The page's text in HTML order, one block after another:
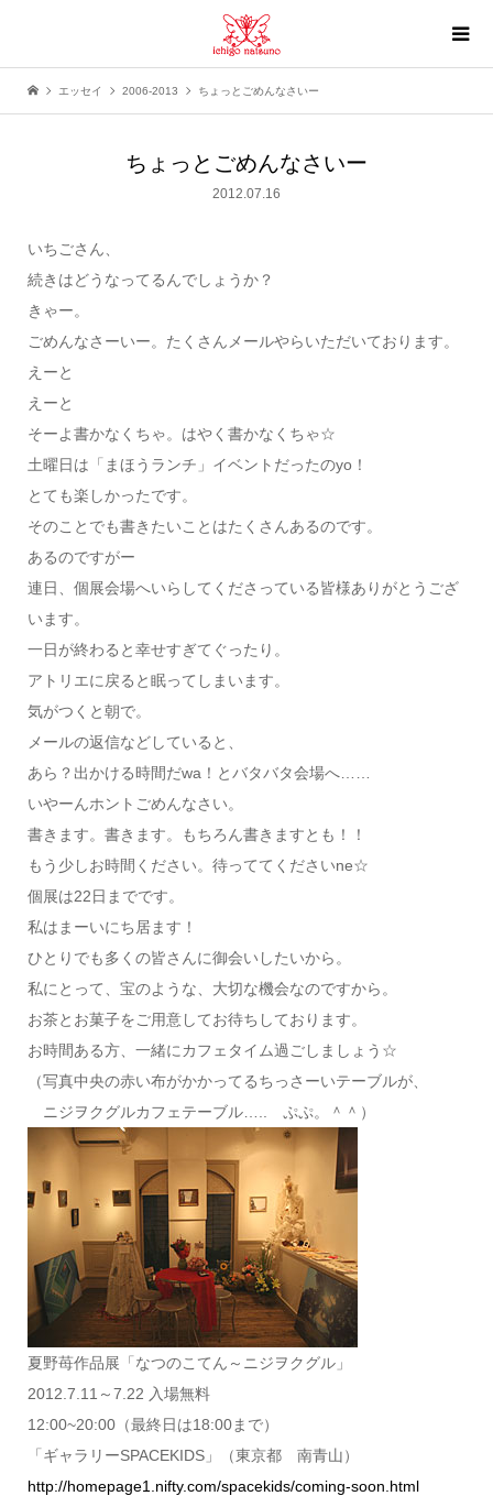
エッセイ 2006-2013 ちょっとごめんなさいー
ちょっとごめんなさいー
2012.07.16
いちごさん、
続きはどうなってるんでしょうか？
きゃー。
ごめんなさーいー。たくさんメールやらいただいております。
えーと
えーと
そーよ書かなくちゃ。はやく書かなくちゃ☆
土曜日は「まほうランチ」イベントだったのyo！
とても楽しかったです。
そのことでも書きたいことはたくさんあるのです。
あるのですがー
連日、個展会場へいらしてくださっている皆様ありがとうござ
います。
一日が終わると幸せすぎてぐったり。
アトリエに戻ると眠ってしまいます。
気がつくと朝で。
メールの返信などしていると、
あら？出かける時間だwa！とバタバタ会場へ……
いやーんホントごめんなさい。
書きます。書きます。もちろん書きますとも！！
もう少しお時間ください。待っててくださいne☆
個展は22日までです。
私はまーいにち居ます！
ひとりでも多くの皆さんに御会いしたいから。
私にとって、宝のような、大切な機会なのですから。
お茶とお菓子をご用意してお待ちしております。
お時間ある方、一緒にカフェタイム過ごしましょう☆
（写真中央の赤い布がかかってるちっさーいテーブルが、
ニジヲクグルカフェテーブル….. ぷぷ。＾＾）
夏野苺作品展「なつのこてん～ニジヲクグル」
2012.7.11～7.22 入場無料
12:00~20:00（最終日は18:00まで）
「ギャラリーSPACEKIDS」（東京都 南青山）
http://homepage1.nifty.com/spacekids/coming-soon.html